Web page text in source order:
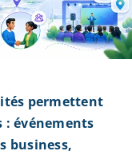
permettent
: événements
business,